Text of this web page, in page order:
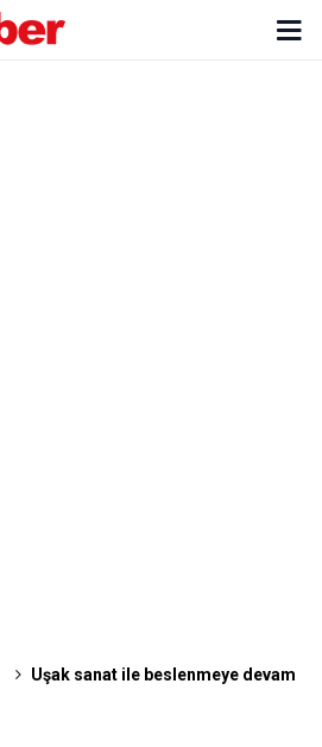
Uşak sanat ile beslenmeye devam